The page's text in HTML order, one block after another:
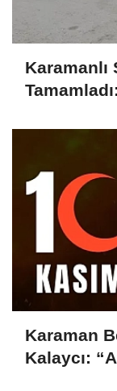
Karaman
Kalaycı: